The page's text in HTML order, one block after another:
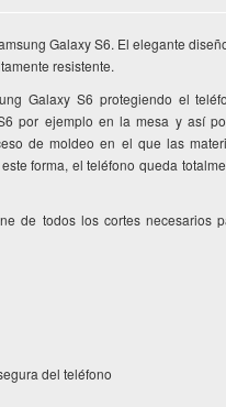
Galaxy S6. El elegante
resistente.
Galaxy S6 protegiendo el
por ejemplo en la mesa y así
de moldeo en el que las
forma, el teléfono queda
de todos los cortes necesarios
del teléfono